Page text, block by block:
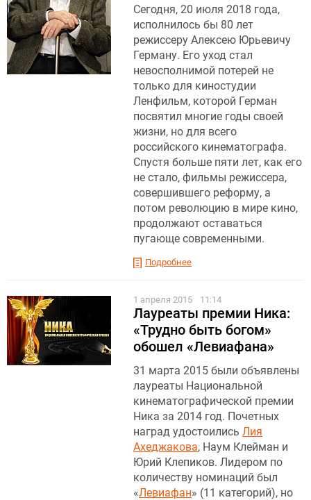
Сегодня, 20 июля 2018 года,
исполнилось бы 80 лет
режиссеру Алексею Юрьевичу
Герману. Его уход стал
невосполнимой потерей не
только для киностудии
Ленфильм, которой Герман
посвятил многие годы своей
жизни, но для всего
российского кинематографа.
Спустя больше пяти лет, как его
не стало, фильмы режиссера,
совершившего реформу, а
потом революцию в мире кино,
продолжают оставаться
пугающе современными.
Подробнее
1 апреля 2015 11:14
Лауреаты премии Ника:
«Трудно быть богом»
обошел «Левиафана»
31 марта 2015 были объявлены
лауреаты Национальной
кинематографической премии
Ника за 2014 год. Почетных
наград удостоились Лия
Ахеджакова, Наум Клейман и
Юрий Клепиков. Лидером по
количеству номинаций был
«Левиафан» (11 категорий), но